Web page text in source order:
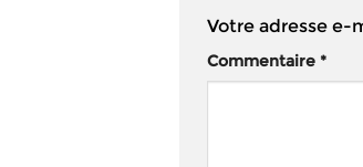
Votre adresse e-
Commentaire *